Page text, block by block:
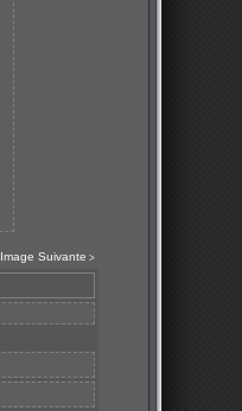
Image Suivante >